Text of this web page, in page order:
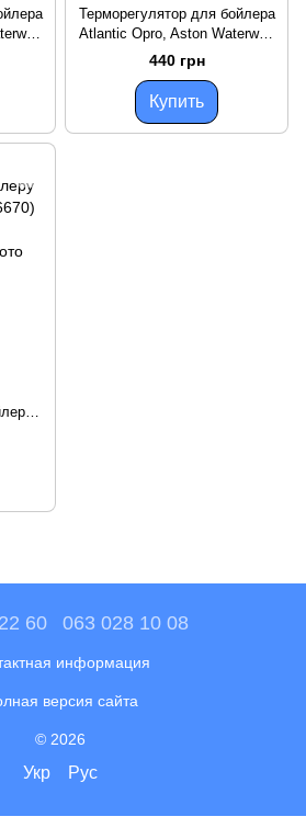
Терморегулятор для бойлера
Atlantic Opro, Aston Waterway
N4 RST 16A T115 без флажка
Termowatt
440 грн
Купить
16
60 063 028 10 08
информация
версия сайта
© 2026
Укр Рус